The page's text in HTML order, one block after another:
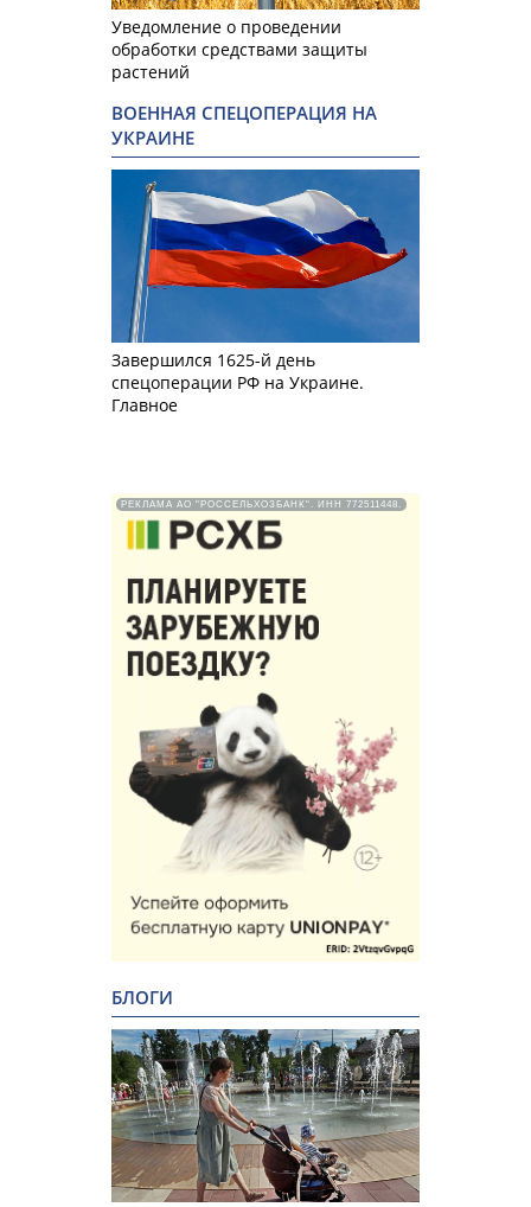
Уведомление о проведении
обработки средствами защиты
растений
ВОЕННАЯ СПЕЦОПЕРАЦИЯ НА
УКРАИНЕ
Завершился 1625-й день
спецоперации РФ на Украине.
Главное
РЕКЛАМА АО "РОССЕЛЬХОЗБАНК". ИНН 772511448.
БЛОГИ